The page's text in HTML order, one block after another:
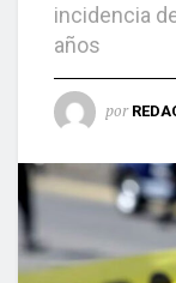
incidencia
años
por